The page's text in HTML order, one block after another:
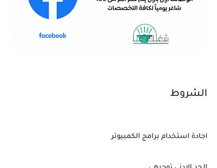
الشروط
اجادة استخدام برامج الكمبيوتر